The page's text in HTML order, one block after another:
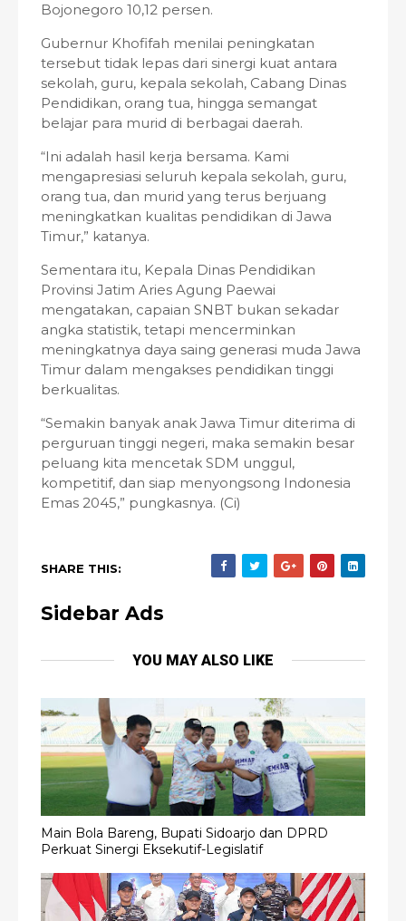
Bojonegoro 10,12 persen.
Gubernur Khofifah menilai peningkatan
tersebut tidak lepas dari sinergi kuat antara
sekolah, guru, kepala sekolah, Cabang Dinas
Pendidikan, orang tua, hingga semangat
belajar para murid di berbagai daerah.
“Ini adalah hasil kerja bersama. Kami
mengapresiasi seluruh kepala sekolah, guru,
orang tua, dan murid yang terus berjuang
meningkatkan kualitas pendidikan di Jawa
Timur,” katanya.
Sementara itu, Kepala Dinas Pendidikan
Provinsi Jatim Aries Agung Paewai
mengatakan, capaian SNBT bukan sekadar
angka statistik, tetapi mencerminkan
meningkatnya daya saing generasi muda Jawa
Timur dalam mengakses pendidikan tinggi
berkualitas.
“Semakin banyak anak Jawa Timur diterima di
perguruan tinggi negeri, maka semakin besar
peluang kita mencetak SDM unggul,
kompetitif, dan siap menyongsong Indonesia
Emas 2045,” pungkasnya. (Ci)
SHARE THIS:
Sidebar Ads
YOU MAY ALSO LIKE
Main Bola Bareng, Bupati Sidoarjo dan DPRD
Perkuat Sinergi Eksekutif-Legislatif